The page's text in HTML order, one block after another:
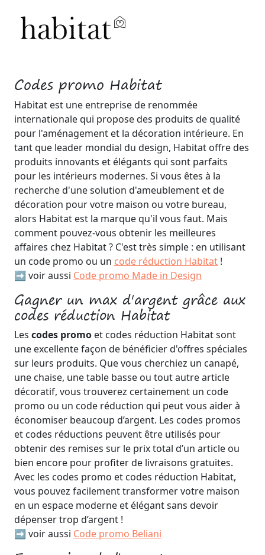
Codes promo Habitat
Habitat est une entreprise de renommée
internationale qui propose des produits de qualité
pour l'aménagement et la décoration intérieure. En
tant que leader mondial du design, Habitat offre des
produits innovants et élégants qui sont parfaits
pour les intérieurs modernes. Si vous êtes à la
recherche d'une solution d'ameublement et de
décoration pour votre maison ou votre bureau,
alors Habitat est la marque qu'il vous faut. Mais
comment pouvez-vous obtenir les meilleures
affaires chez Habitat ? C'est très simple : en utilisant
un code promo ou un code réduction Habitat !
➡️ voir aussi Code promo Made in Design
Gagner un max d'argent grâce aux
codes réduction Habitat
Les codes promo et codes réduction Habitat sont
une excellente façon de bénéficier d'offres spéciales
sur leurs produits. Que vous cherchiez un canapé,
une chaise, une table basse ou tout autre article
décoratif, vous trouverez certainement un code
promo ou un code réduction qui peut vous aider à
économiser beaucoup d’argent. Les codes promos
et codes réductions peuvent être utilisés pour
obtenir des remises sur le prix total d’un article ou
bien encore pour profiter de livraisons gratuites.
Avec les codes promo et codes réduction Habitat,
vous pouvez facilement transformer votre maison
en un espace moderne et élégant sans devoir
dépenser trop d’argent !
➡️ voir aussi Code promo Beliani